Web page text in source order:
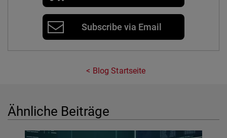
Subscribe via Email
Blog Startseite
Ähnliche Beiträge